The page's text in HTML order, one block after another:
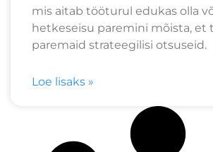
mis aitab tööturul edukas olla
hetkeseisu paremini mõista, et
paremaid strateegilisi otsuseid.
Loe lisaks »